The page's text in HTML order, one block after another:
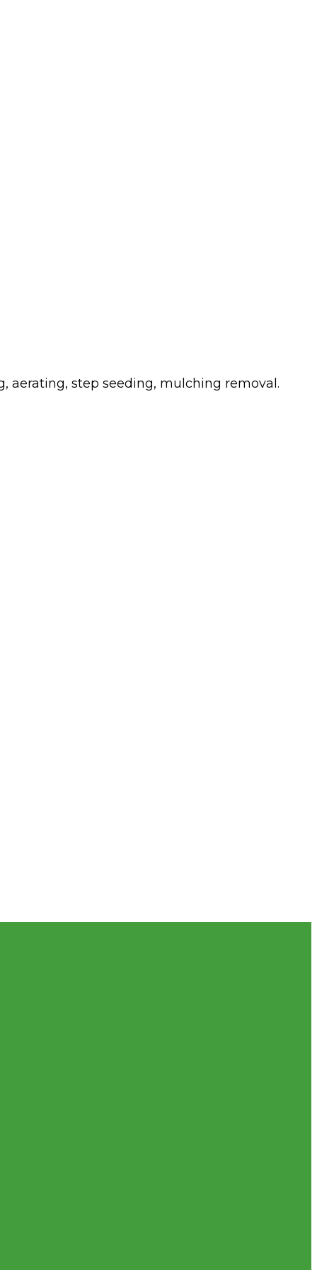
step seeding, mulching removal.